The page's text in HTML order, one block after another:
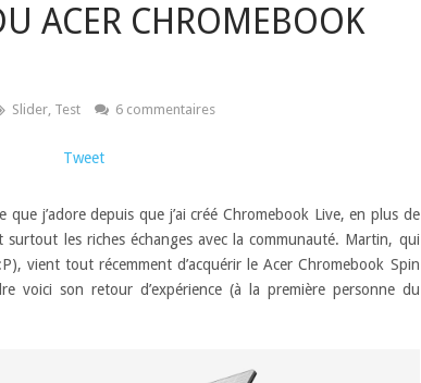
ACER CHROMEBOOK
Slider, Test 6 commentaires
Tweet
j’adore depuis que j’ai créé Chromebook Live, en plus de
les riches échanges avec la communauté. Martin, qui
vient tout récemment d’acquérir le Acer Chromebook Spin
voici son retour d’expérience (à la première personne du